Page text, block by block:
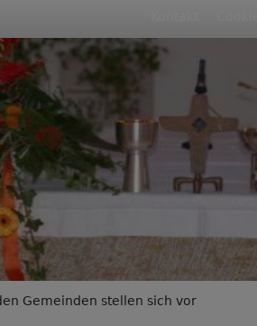
Gemeinden stellen sich vor